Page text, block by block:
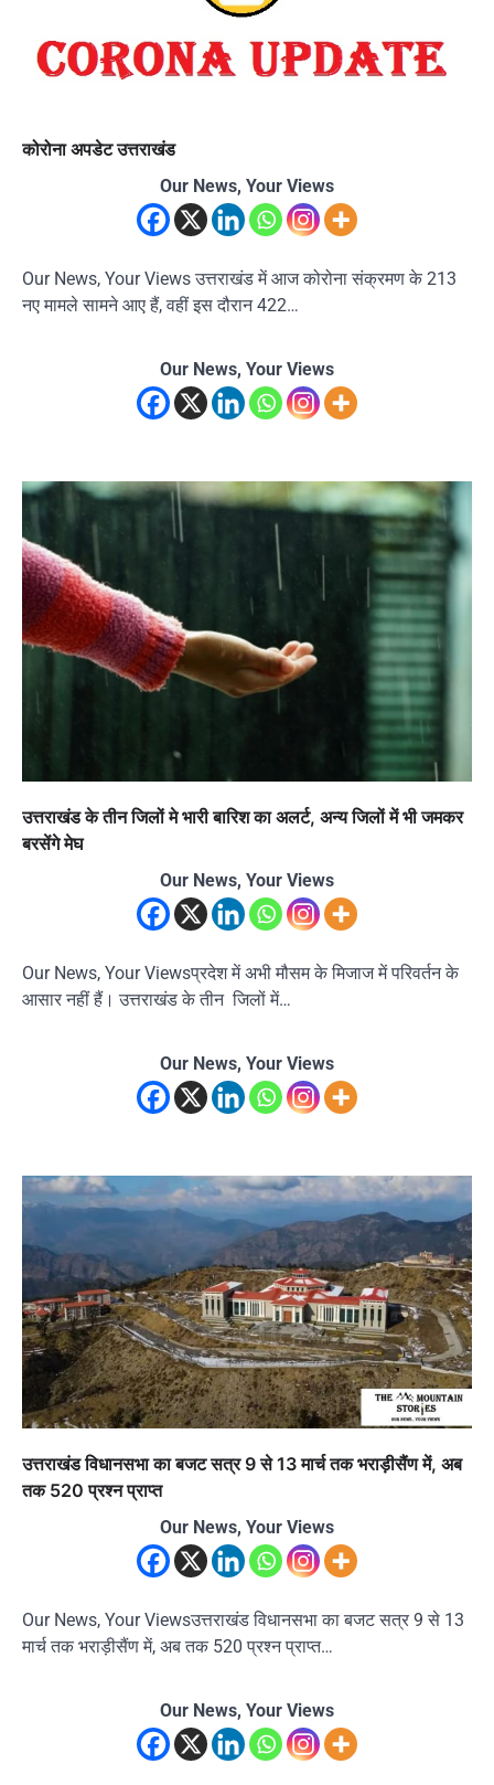
कोरोना अपडेट उत्तराखंड
Our News, Your Views
Our News, Your Views उत्तराखंड में आज कोरोना संक्रमण के 213
नए मामले सामने आए हैं, वहीं इस दौरान 422…
Our News, Your Views
उत्तराखंड के तीन जिलों मे भारी बारिश का अलर्ट, अन्य जिलों में भी जमकर
बरसेंगे मेघ
Our News, Your Views
Our News, Your Viewsप्रदेश में अभी मौसम के मिजाज में परिवर्तन के
आसार नहीं हैं। उत्तराखंड के तीन जिलों में…
Our News, Your Views
उत्तराखंड विधानसभा का बजट सत्र 9 से 13 मार्च तक भराड़ीसैंण में, अब
तक 520 प्रश्न प्राप्त
Our News, Your Views
Our News, Your Viewsउत्तराखंड विधानसभा का बजट सत्र 9 से 13
मार्च तक भराड़ीसैंण में, अब तक 520 प्रश्न प्राप्त…
Our News, Your Views